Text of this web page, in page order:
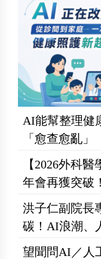
AI能幫整理健
「愈查愈亂
【2026外科
年會再獲突破
洪子仁副院長
碳！AI浪潮、
望聞問AI／人